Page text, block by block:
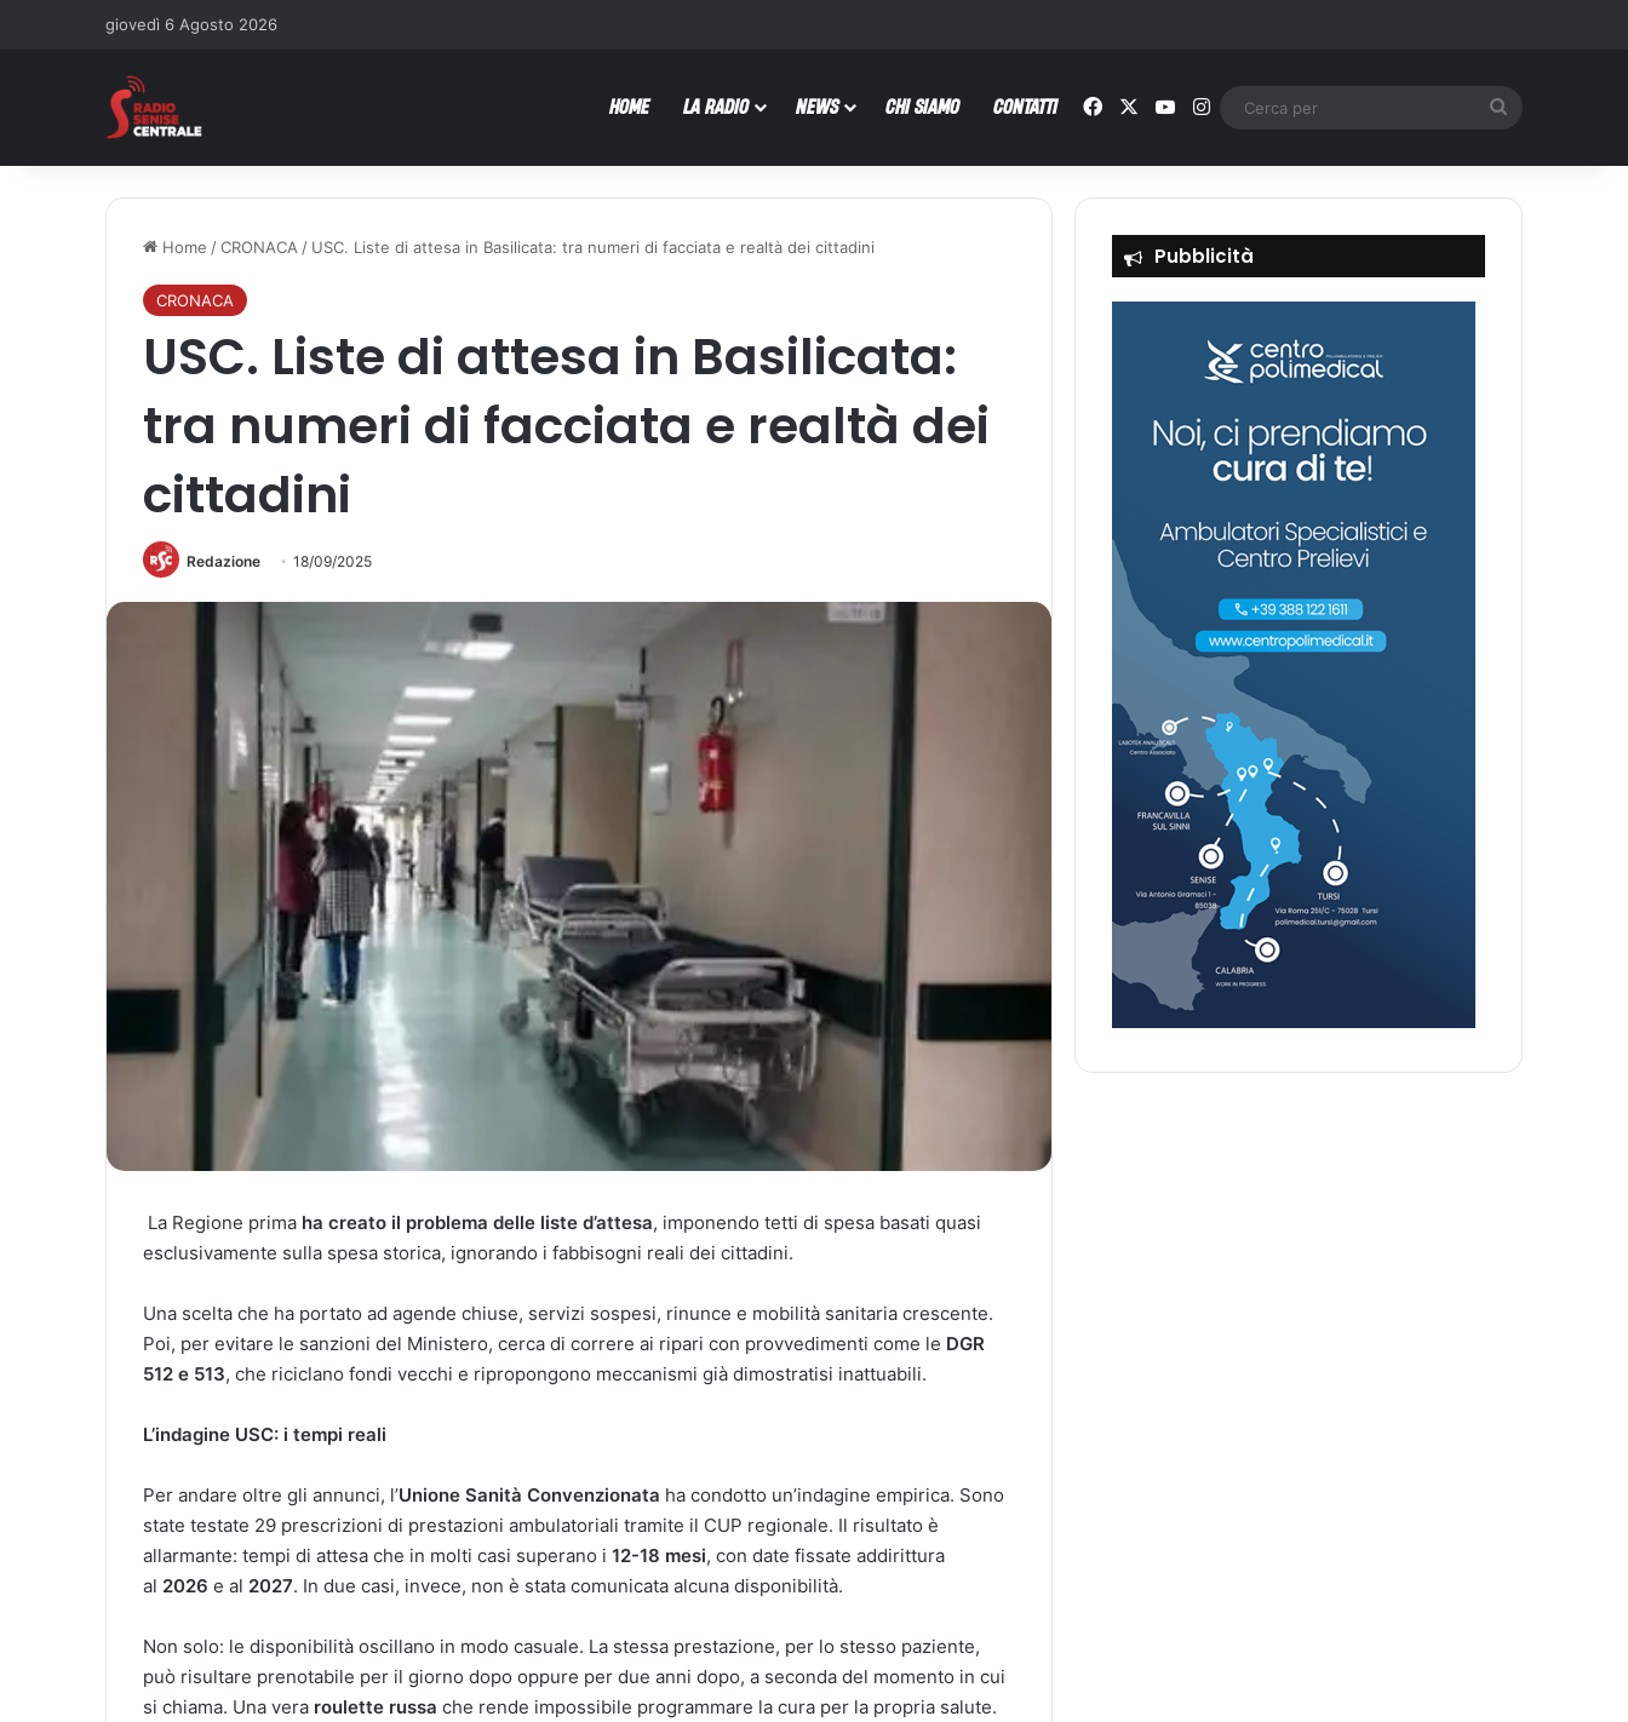
giovedì 6 Agosto 2026
HOME LA RADIO NEWS CHI SIAMO CONTATTI Facebook You TubeInstagram
Home /CRONACA / USC. Liste di attesa in Basilicata: tra numeri di facciata e realtà dei cittadini
CRONACA
USC. Liste di attesa in Basilicata:
tra numeri di facciata e realtà dei
cittadini
Redazione 18/09/2025
La Regione prima ha creato il problema delle liste d’attesa, imponendo tetti di spesa basati quasi
esclusivamente sulla spesa storica, ignorando i fabbisogni reali dei cittadini.
Una scelta che ha portato ad agende chiuse, servizi sospesi, rinunce e mobilità sanitaria crescente.
Poi, per evitare le sanzioni del Ministero, cerca di correre ai ripari con provvedimenti come le DGR
512 e 513, che riciclano fondi vecchi e ripropongono meccanismi già dimostratisi inattuabili.
L’indagine USC: i tempi reali
Per andare oltre gli annunci, l’Unione Sanità Convenzionata ha condotto un’indagine empirica. Sono
state testate 29 prescrizioni di prestazioni ambulatoriali tramite il CUP regionale. Il risultato è
allarmante: tempi di attesa che in molti casi superano i 12-18 mesi, con date fissate addirittura
al 2026 e al 2027. In due casi, invece, non è stata comunicata alcuna disponibilità.
Non solo: le disponibilità oscillano in modo casuale. La stessa prestazione, per lo stesso paziente,
può risultare prenotabile per il giorno dopo oppure per due anni dopo, a seconda del momento in cui
si chiama. Una vera roulette russa che rende impossibile programmare la cura per la propria salute.
Pubblicità